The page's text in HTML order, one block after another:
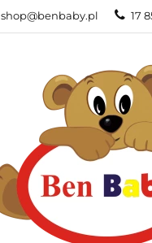
shop@benbaby.pl 17